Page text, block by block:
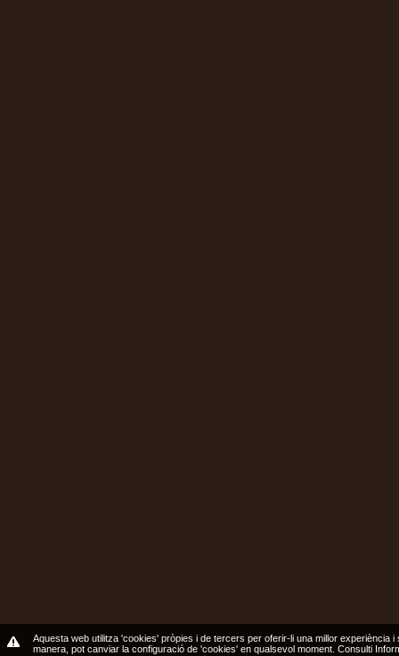
Aquesta web utilitza 'cookies' pròpies i de tercers per oferir-li una millor
manera, pot canviar la configuració de 'cookies' en qualsevol moment. Consulti